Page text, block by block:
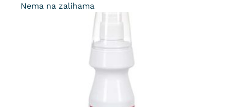
Nema na zalihama